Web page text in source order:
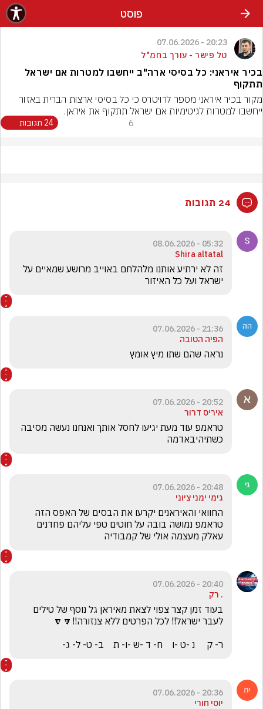
פוסט
20:23 - 07.06.2026
טל פישר - עורך בחמ"ל
בכיר איראני: כל בסיסי ארה"ב ייחשבו למטרות אם ישראל
תתקוף
‏מקור בכיר איראני מספר לרויטרס כי כל בסיסי ארצות הברית באזור
ייחשבו למטרות לגיטימיות אם ישראל תתקוף את איראן.
6 24 תגובות
24 תגובות
05:32 - 08.06.2026
Shira altatal
ישראל ועל כל האיזור
21:36 - 07.06.2026
הפיה הטובה
נראה שהם שתו מיץ אומץ
20:52 - 07.06.2026
איריס דרור
כשתיהיבאדמה
20:48 - 07.06.2026
גימי ימני ציוני
עאלק מעצמה אולי של קמבודיה
20:40 - 07.06.2026
. רק
ר- ק     נ -ט -ו    ח- ד -ש -ו- ת    ב- ט- ל- ג-
20:36 - 07.06.2026
יוסי חורי